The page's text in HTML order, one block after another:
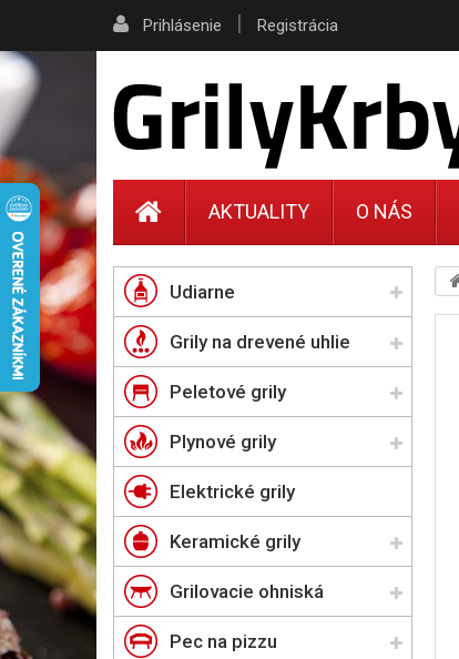
Udiarne
Grily na drevené uhlie
Peletové grily
Plynové grily
Elektrické grily
Keramické grily
Grilovacie ohniská
Pec na pizzu
Prihlásenie | Registrácia
AKTUALITY O NÁS